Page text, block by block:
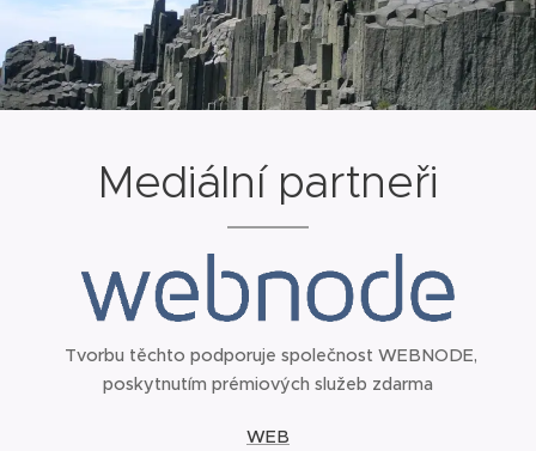
Mediální partneři
Tvorbu těchto podporuje společnost WEBNODE,
poskytnutím prémiových služeb zdarma
WEB